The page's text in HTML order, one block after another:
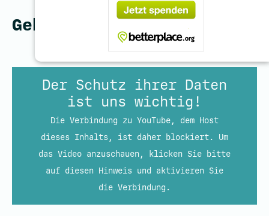
Gebärdensprache
Der Schutz ihrer Daten
ist uns wichtig!
Die Verbindung zu YouTube, dem Host
dieses Inhalts, ist daher blockiert. Um
das Video anzuschauen, klicken Sie bitte
auf diesen Hinweis und aktivieren Sie
die Verbindung.